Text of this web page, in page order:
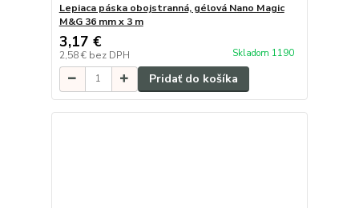
Lepiaca páska obojstranná, gélová Nano Magic
M&G 36 mm x 3 m
3,17 €
2,58 € bez DPH Skladom 1190
Pridať do košíka